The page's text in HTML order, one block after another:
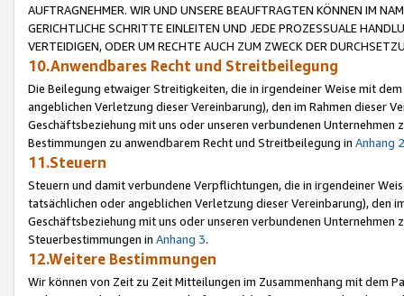
AUFTRAGNEHMER. WIR UND UNSERE BEAUFTRAGTEN KÖNNEN IM
GERICHTLICHE SCHRITTE EINLEITEN UND JEDE PROZESSUALE
VERTEIDIGEN, ODER UM RECHTE AUCH ZUM ZWECK DER
10.Anwendbares Recht und Streitbeilegung
Die Beilegung etwaiger Streitigkeiten, die in irgendeiner Weise mit
angeblichen Verletzung dieser Vereinbarung), den im Rahmen dieser
Geschäftsbeziehung mit uns oder unseren verbundenen
Bestimmungen zu anwendbarem Recht und Streitbeilegung in Anhang 2
11.Steuern
Steuern und damit verbundene Verpflichtungen, die in irgendeiner
tatsächlichen oder angeblichen Verletzung dieser Vereinbarung), den
Geschäftsbeziehung mit uns oder unseren verbundenen
Steuerbestimmungen in Anhang 3.
12.Weitere Bestimmungen
Wir können von Zeit zu Zeit Mitteilungen im Zusammenhang mit dem